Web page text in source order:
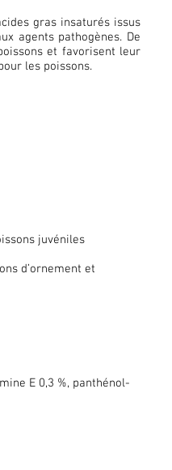
gras insaturés issus
agents pathogènes. De
et favorisent leur
les poissons.
juvéniles
d’ornement et
E 0,3 %, panthénol-